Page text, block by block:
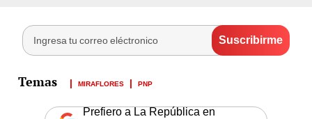
MIRAFLORES PNP
Prefiero a La República en